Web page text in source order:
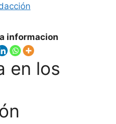
informacion
en los